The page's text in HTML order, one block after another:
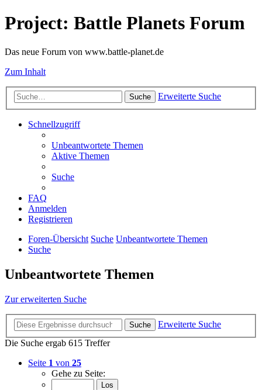
Project: Battle Planets Forum
Das neue Forum von www.battle-planet.de
Zum Inhalt
Suche Erweiterte Suche
Schnellzugriff
Unbeantwortete Themen
Aktive Themen
Suche
FAQ
Anmelden
Registrieren
Foren-Übersicht Suche Unbeantwortete Themen
Suche
Unbeantwortete Themen
Zur erweiterten Suche
Suche
Erweiterte Suche
Die Suche ergab 615 Treffer
Seite 1 von 25
Gehe zu Seite: